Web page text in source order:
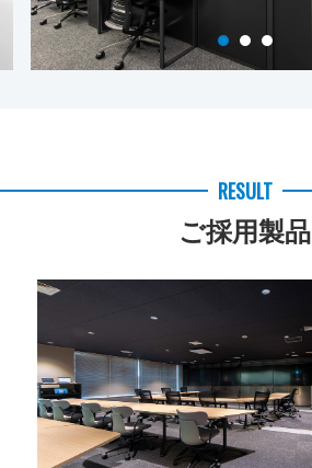
RESULT
ご採用製品